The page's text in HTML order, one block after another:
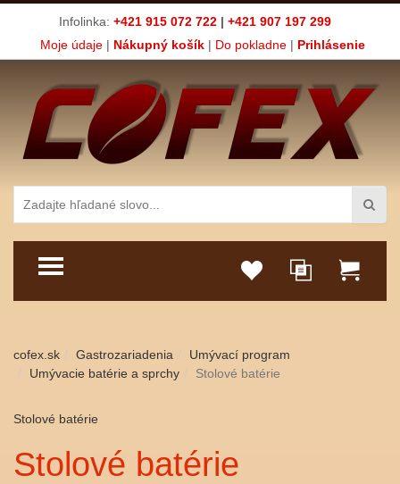
Infolinka: +421 915 072 722 | +421 907 197 299
Moje údaje| Nákupný košík| Do pokladne| Prihlásenie
TOGGLE MENU
cofex.sk Gastrozariadenia
Umývací program
Umývacie batérie a sprchy
Stolové batérie
Stolové batérie
Stolové batérie